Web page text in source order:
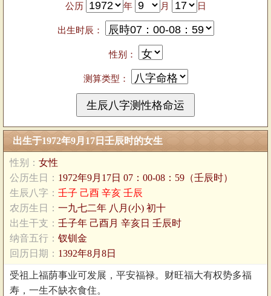
公历 年 月 日
出生时辰：
性别：
测算类型：
出生于1972年9月17日壬辰时的女生
性别： 女性
公历生日： 1972年9月17日 07：00-08：59（壬辰时）
生辰八字： 壬子 己酉 辛亥 壬辰
农历生日： 一九七二年 八月(小) 初十
出生干支： 壬子年 己酉月 辛亥日 壬辰时
纳音五行： 钗钏金
回历日期： 1392年8月8日
受祖上福荫事业可发展，平安福禄。财旺福大有权势多福
寿，一生不缺衣食住。